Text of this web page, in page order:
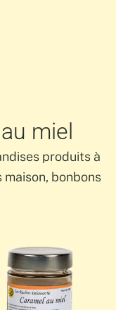
miel
produits à
maison, bonbons